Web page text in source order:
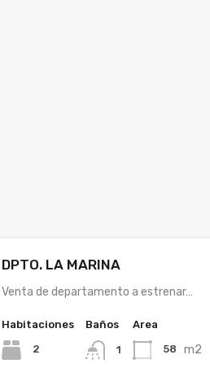
DPTO. LA MARINA
Venta de departamento a estrenar…
Habitaciones
2
Baños
1
Area
58 m2